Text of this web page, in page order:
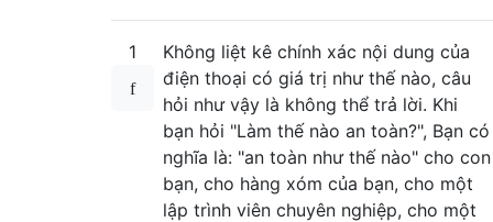
1
Không liệt kê chính xác nội dung của
điện thoại có giá trị như thế nào, câu
hỏi như vậy là không thể trả lời. Khi
bạn hỏi "Làm thế nào an toàn?", Bạn có
nghĩa là: "an toàn như thế nào" cho con
bạn, cho hàng xóm của bạn, cho một
lập trình viên chuyên nghiệp, cho một